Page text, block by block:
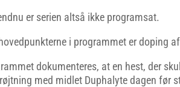
er serien altså ikke programsat.
i programmet er doping
dokumenteres, at en hest, der
med midlet Duphalyte dagen før